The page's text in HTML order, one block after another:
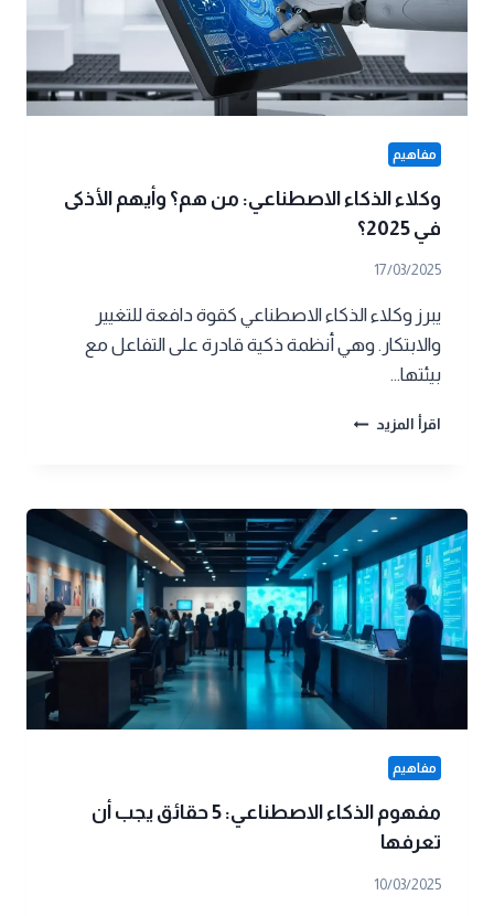
مفاهيم
وكلاء الذكاء الاصطناعي: من هم؟ وأيهم الأذكى
في 2025؟
17/03/2025
يبرز وكلاء الذكاء الاصطناعي كقوة دافعة للتغيير
والابتكار. وهي أنظمة ذكية قادرة على التفاعل مع
بيئتها…
اقرأ المزيد وكلاء
هم؟
وأيهم
الأذكى
في
2025؟
مفاهيم
مفهوم الذكاء الاصطناعي: 5 حقائق يجب أن
تعرفها
10/03/2025